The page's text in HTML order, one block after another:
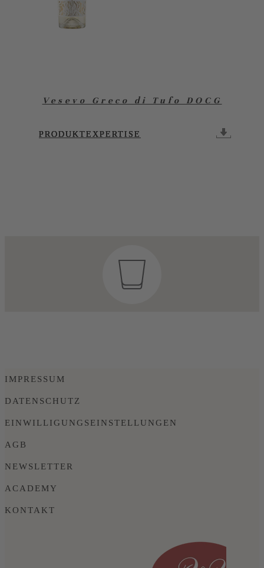
PRODUKTEXPERTISE
PRODUKTEXPERTISE
PRODUKTEXPERTISE
PRODUKTEXPERTISE
Vesevo Greco di Tufo DOCG
PRODUKTEXPERTISE
IMPRESSUM
DATENSCHUTZ
EINWILLIGUNGSEINSTELLUNGEN
AGB
NEWSLETTER
ACADEMY
KONTAKT